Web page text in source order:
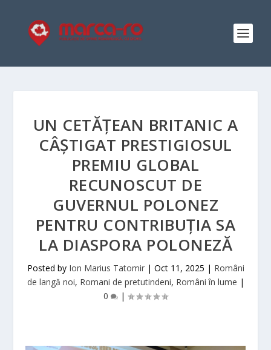
UN CETĂȚEAN BRITANIC A
CÂȘTIGAT PRESTIGIOSUL
PREMIU GLOBAL
RECUNOSCUT DE
GUVERNUL POLONEZ
PENTRU CONTRIBUȚIA SA
LA DIASPORA POLONEZĂ
Posted by Ion Marius Tatomir| Oct 11, 2025 | Români
de langă noi, Romani de pretutindeni, Români în lume |
0
|